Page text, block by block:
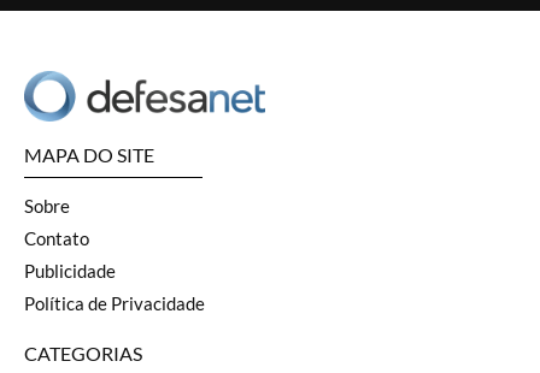
MAPA DO SITE
Sobre
Contato
Publicidade
Política de Privacidade
CATEGORIAS